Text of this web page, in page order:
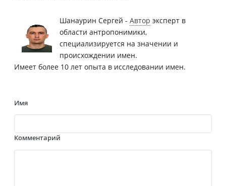
Шанаурин Сергей - Автор эксперт в
области антропонимики,
специализируется на значении и
происхождении имен.
Имеет более 10 лет опыта в исследовании имен.
Имя
Комментарий